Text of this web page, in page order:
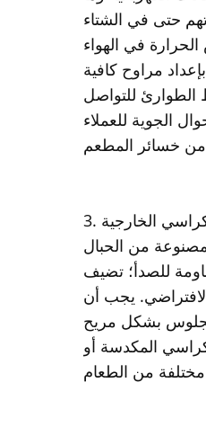
في الهواء
مراوح كافية
للتواصل
الجوية للعملاء
الخارجية
من الحبال
للصدأ؛ تضيف
يجب أن
بشكل مريح
المكدسة أو